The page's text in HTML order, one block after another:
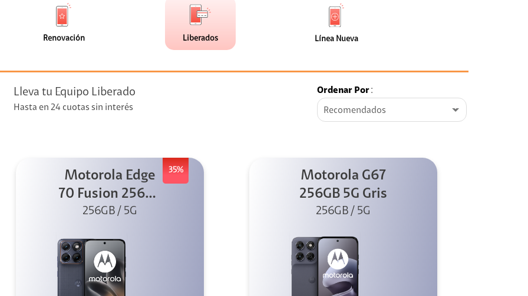
+ Telefonía
streaming
de
faceta
Renovación
(0)
faceta
Liberados
de
faceta
Línea Nueva
Nueva
(0)
Lleva tu Equipo Liberado
Hasta en 24 cuotas sin interés
Ordenar Por:
Recomendados
35%
Motorola Edge
70 Fusion 256GB
Azul
256GB / 5G
Motorola G67
256GB 5G Gris
256GB / 5G